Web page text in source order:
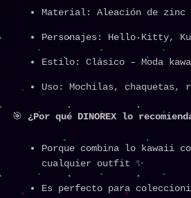
Material: Aleación de zinc
Personajes: Hello Kitty,
Estilo: Clásico – Moda
Uso: Mochilas, chaquetas,
🎯 ¿Por qué DINOREX lo
Porque combina lo kawaii
cualquier outfit ✨
Es perfecto para